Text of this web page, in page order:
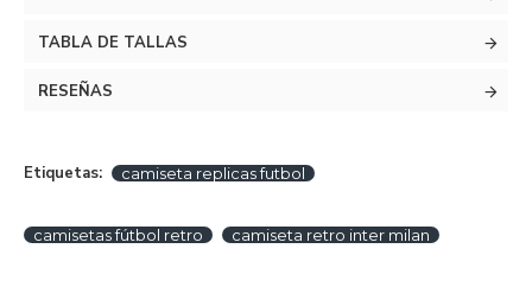
TABLA DE TALLAS
RESEÑAS
Etiquetas: camiseta replicas futbol
camisetas fútbol retro camiseta retro inter milan